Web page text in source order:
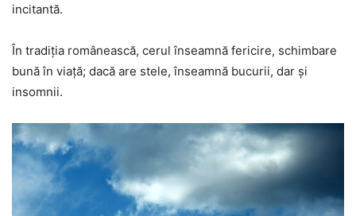
incitantă.
În tradiția românească, cerul înseamnă fericire, schimbare
bună în viață; dacă are stele, înseamnă bucurii, dar și
insomnii.